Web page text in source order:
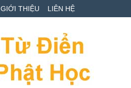
GIỚI THIỆU LIÊN HỆ